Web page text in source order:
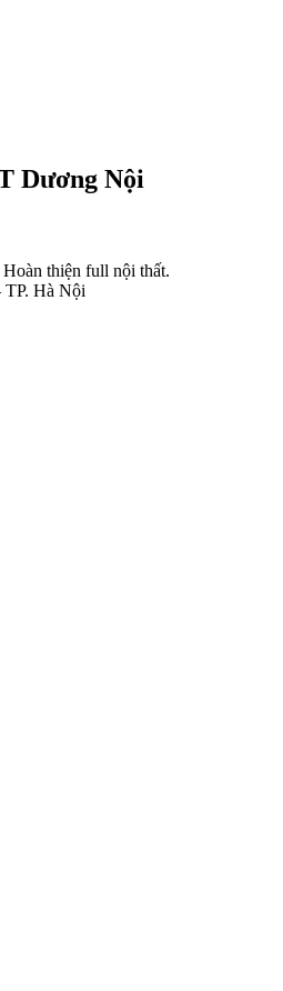
Dương Nội
thiện full nội thất.
Hà Nội